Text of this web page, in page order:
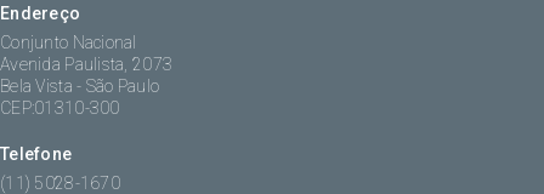
Endereço
Conjunto Nacional
Avenida Paulista, 2073
Bela Vista - São Paulo
CEP:01310-300
Telefone
(11) 5028-1670